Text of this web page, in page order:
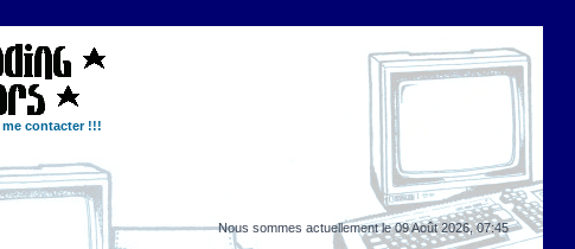
me contacter !!!
Nous sommes actuellement le 09 Août 2026, 07:45